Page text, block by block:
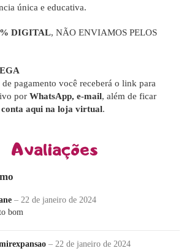
única e educativa.
DIGITAL, NÃO ENVIAMOS PELOS
pagamento você receberá o link para
por WhatsApp, e-mail, além de ficar
conta aqui na loja virtual.
Avaliações
– 22 de janeiro de 2024
bom
– 22 de janeiro de 2024